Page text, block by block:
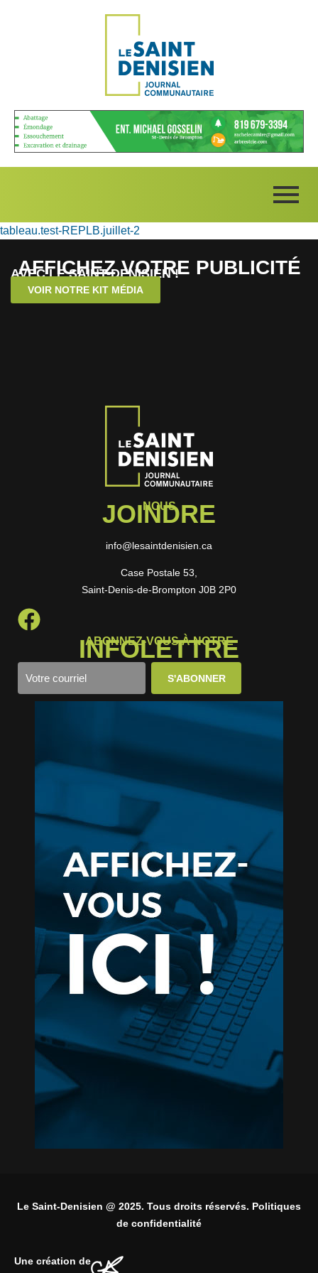
tableau.test-REPLB.juillet-2
AFFICHEZ VOTRE PUBLICITÉ
AVEC LE SAINT-DENISIEN !
VOIR NOTRE KIT MÉDIA
NOUS
JOINDRE
info@lesaintdenisien.ca
Case Postale 53,
Saint-Denis-de-Brompton J0B 2P0
ABONNEZ-VOUS À NOTRE
INFOLETTRE
Le Saint-Denisien @ 2025. Tous droits réservés. Politiques
de confidentialité
Une création de